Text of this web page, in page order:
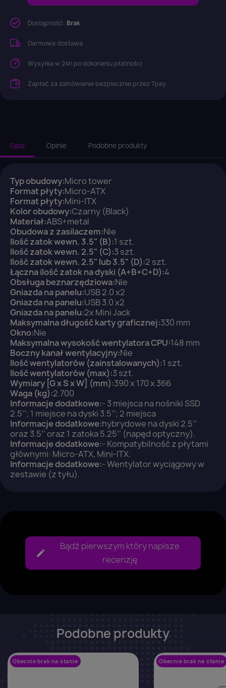
Dostępność: Brak
Darmowa dostawa
Wysyłka w 24h po dokonaniu płatności
Zapłać za zamówienie bezpiecznie przez Tpay
Opis Opinie Podobne produkty
Typ obudowy:Micro tower
Format płyty:Micro-ATX
Format płyty:Mini-ITX
Kolor obudowy:Czarny (Black)
Materiał:ABS+metal
Obudowa z zasilaczem:Nie
Ilość zatok wewn. 3.5" (B):1 szt.
Ilość zatok wewn. 2.5" (C):3 szt.
Ilość zatok wewn. 2.5" lub 3.5" (D):2 szt.
Łączna ilość zatok na dyski (A+B+C+D):4
Obsługa beznarzędziowa:Nie
Gniazda na panelu:USB 2.0 x2
Gniazda na panelu:USB 3.0 x2
Gniazda na panelu:2x Mini Jack
Maksymalna długość karty graficznej:330 mm
Okno:Nie
Maksymalna wysokość wentylatora CPU:148 mm
Boczny kanał wentylacyjny:Nie
Ilość wentylatorów (zainstalowanych):1 szt.
Ilość wentylatorów (max):3 szt.
Wymiary [G x S x W] (mm):390 x 170 x 366
Waga (kg):2.700
Informacje dodatkowe:- 3 miejsca na nośniki SSD
2.5’’; 1 miejsce na dyski 3.5’’; 2 miejsca
Informacje dodatkowe:hybrydowe na dyski 2.5’’
oraz 3.5’’ oraz 1 zatoka 5.25’’ (napęd optyczny).
Informacje dodatkowe:- Kompatybilność z płytami
głównymi: Micro-ATX, Mini-ITX.
Informacje dodatkowe:- Wentylator wyciągowy w
zestawie (z tyłu).
Bądź pierwszym który napisze
recenzję
Podobne produkty
Obecnie brak na stanie Obecnie brak na stanie
Zaloguj się
You need to be logged in to save products in your
wish list.
Anuluj Zaloguj się